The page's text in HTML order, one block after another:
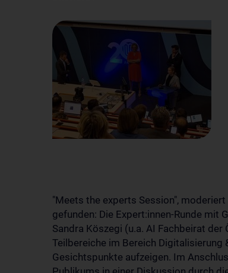
"Meets the experts Session",
gefunden: Die Expert:innen-Runde mit
Sandra Köszegi (u.a. AI Fachbeirat
Teilbereiche im Bereich Digitalisierung
Gesichtspunkte aufzeigen. Im